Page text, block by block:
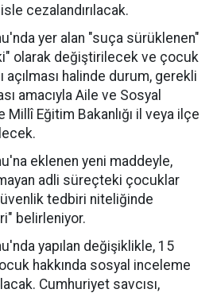
cezalandırılacak.
yer alan "suça sürüklenen"
olarak değiştirilecek ve çocuk
açılması halinde durum, gerekli
amacıyla Aile ve Sosyal
Millî Eğitim Bakanlığı il veya ilçe
eklenen yeni maddeyle,
adli süreçteki çocuklar
tedbiri niteliğinde
belirleniyor.
yapılan değişiklikle, 15
hakkında sosyal inceleme
Cumhuriyet savcısı,